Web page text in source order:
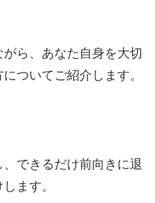
ら、あなた自身を大切
ついてご紹介します。
できるだけ前向きに退
ます。